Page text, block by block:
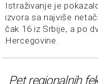
Istraživanje je
izvora sa najviše
čak 16 iz Srbije, a po
Hercegovine.
Pet regionalnih